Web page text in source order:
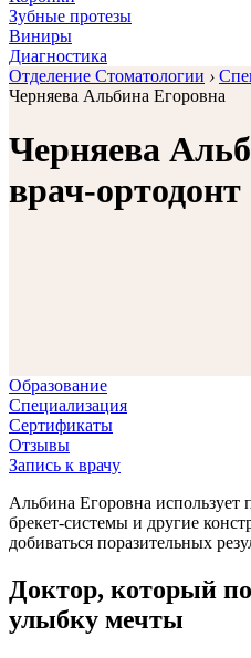
Зубные протезы
Виниры
Диагностика
Отделение Стоматологии ›
Черняева Альбина Егоровна
Черняева
врач-ортодонт
Образование
Специализация
Сертификаты
Отзывы
Запиcь к врачу
Альбина Егоровна использует
брекет-системы и другие
добиваться поразительных
Доктор, который
улыбку мечты